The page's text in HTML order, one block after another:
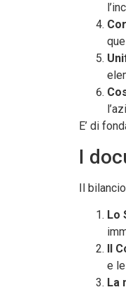
E’ di
I
Il
Lo
Il
e
La